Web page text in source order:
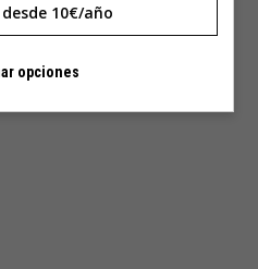
10€/año
opciones